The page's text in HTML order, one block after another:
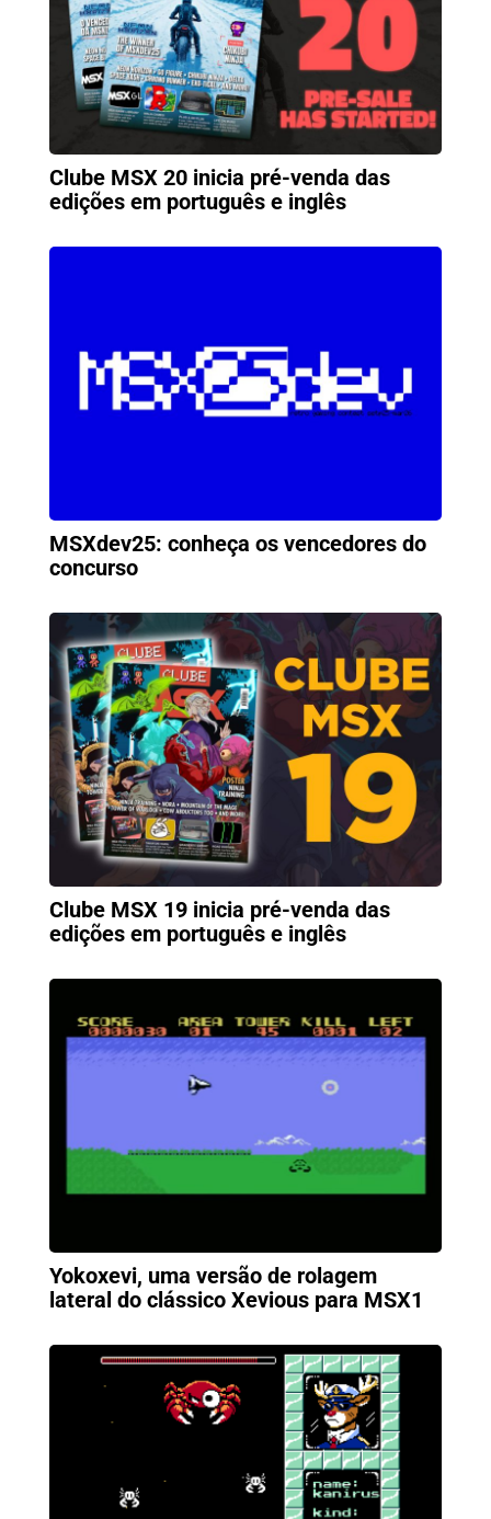
Clube MSX 20 inicia pré-venda das
edições em português e inglês
MSXdev25: conheça os vencedores do
concurso
Clube MSX 19 inicia pré-venda das
edições em português e inglês
Yokoxevi, uma versão de rolagem
lateral do clássico Xevious para MSX1